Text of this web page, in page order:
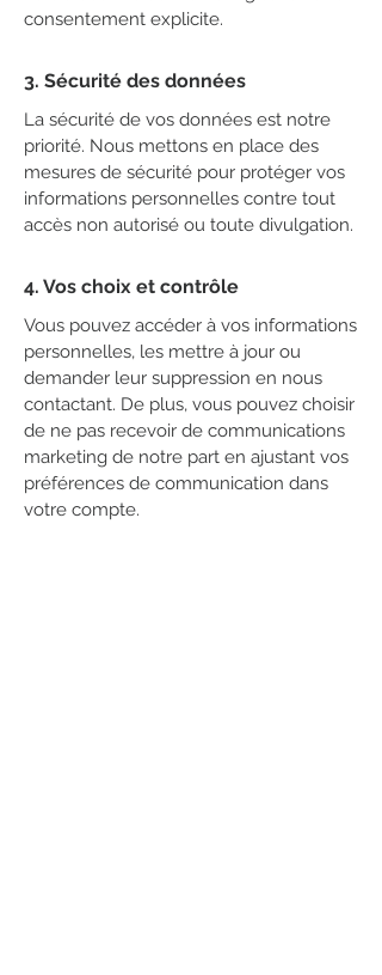
consentement explicite.
3. Sécurité des données
La sécurité de vos données est notre
priorité. Nous mettons en place des
mesures de sécurité pour protéger vos
informations personnelles contre tout
accès non autorisé ou toute divulgation.
4. Vos choix et contrôle
Vous pouvez accéder à vos informations
personnelles, les mettre à jour ou
demander leur suppression en nous
contactant. De plus, vous pouvez choisir
de ne pas recevoir de communications
marketing de notre part en ajustant vos
préférences de communication dans
votre compte.